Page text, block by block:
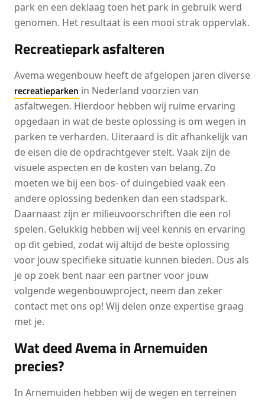
park en een deklaag toen het park in gebruik werd
genomen. Het resultaat is een mooi strak oppervlak.
Recreatiepark asfalteren
Avema wegenbouw heeft de afgelopen jaren diverse
recreatieparken in Nederland voorzien van
asfaltwegen. Hierdoor hebben wij ruime ervaring
opgedaan in wat de beste oplossing is om wegen in
parken te verharden. Uiteraard is dit afhankelijk van
de eisen die de opdrachtgever stelt. Vaak zijn de
visuele aspecten en de kosten van belang. Zo
moeten we bij een bos- of duingebied vaak een
andere oplossing bedenken dan een stadspark.
Daarnaast zijn er milieuvoorschriften die een rol
spelen. Gelukkig hebben wij veel kennis en ervaring
op dit gebied, zodat wij altijd de beste oplossing
voor jouw specifieke situatie kunnen bieden. Dus als
je op zoek bent naar een partner voor jouw
volgende wegenbouwproject, neem dan zeker
contact met ons op! Wij delen onze expertise graag
met je.
Wat deed Avema in Arnemuiden
precies?
In Arnemuiden hebben wij de wegen en terreinen